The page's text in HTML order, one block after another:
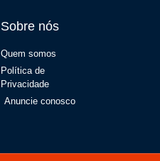
Sobre nós
Quem somos
Política de
Privacidade
Anuncie conosco